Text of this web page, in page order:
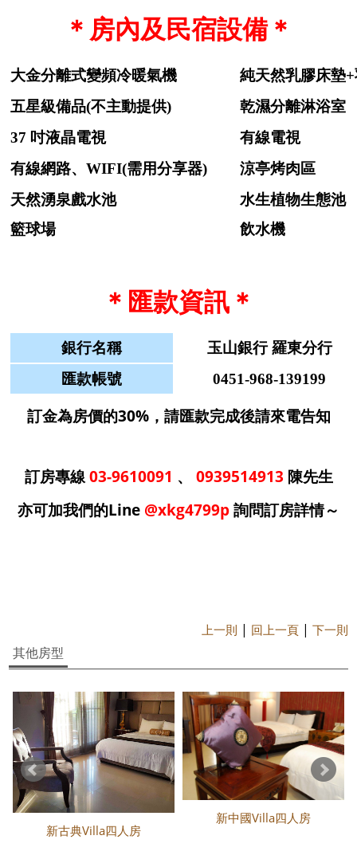
＊房內及民宿設備＊
大金分離式變頻冷暖氣機
純天然乳膠床墊
五星級備品(不主動提供)
乾濕分離淋浴室
37 吋液晶電視
有線電視
有線網路、WIFI(需用分享器)
涼亭烤肉區
天然湧泉戲水池
水生植物生態池
籃球場
飲水機
＊匯款資訊＊
銀行名稱
玉山銀行 羅東分行
匯款帳號
0451-968-139199
訂金為房價的30%，請匯款完成後請來電告知
訂房專線 03-9610091 、 0939514913 陳先生
亦可加我們的Line @xkg4799p 詢問訂房詳情～
上一則 | 回上一頁| 下一則
其他房型
新古典Villa四人房
新中國Villa四人房